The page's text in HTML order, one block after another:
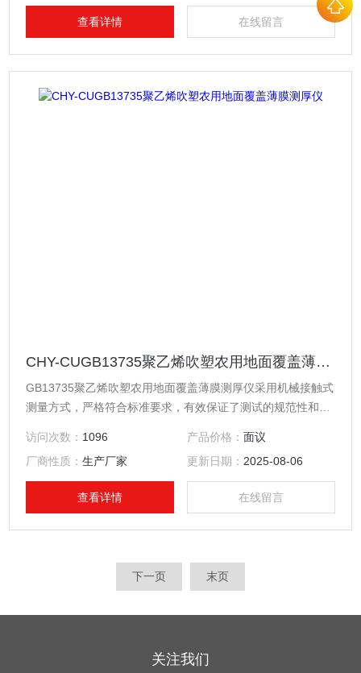
查看详情 在线留言
CHY-CUGB13735聚乙烯吹塑农用地面覆盖薄膜测厚仪
GB13735聚乙烯吹塑农用地面覆盖薄膜测厚仪采用机械接触式
测量方式，严格符合标准要求，有效保证了测试的规范性和准
仪、薄膜测厚仪、纸张厚度测定仪、台式测厚仪等。
访问次数： 1096 产品价格： 面议
厂商性质：生产厂家 更新日期： 2025-08-06
查看详情 在线留言
下一页 末页
关注我们